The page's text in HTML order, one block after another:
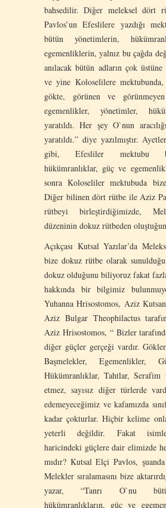
bahsedilir. Diğer meleksel dört
Pavlos’un Efeslilere yazdığı
bütün yönetimlerin,
egemenliklerin, yalnız bu çağda
anılacak bütün adların çok
ve yine Koloselilere
gökte, görünen ve
egemenlikler, yönetimler,
yaratıldı. Her şey O`nun
yaratıldı.” diye yazılmıştır.
gibi, Efesliler mektubu
hükümranlıklar, güç ve
sonra Koloseliler mektubuda
Diğer bilinen dört rütbe ile Aziz
rütbeyi birleştirdiğimizde,
düzeninin dokuz rütbeden
Açıkçası Kutsal Yazılar’da
bize dokuz rütbe olarak
dokuz olduğunu biliyoruz fakat
hakkında bir bilgimiz
Yuhanna Hrisostomos, Aziz
Aziz Bulgar Theophilactus
Aziz Hrisostomos, “ Bizler
diğer güçler gerçeği vardır.
Başmelekler, Egemenlikler,
Hükümranlıklar, Tahtlar,
etmez, sayısız diğer türlerde
edemeyeceğimiz ve kafamızda
kadar çokturlar. Hiçbir kelime
yeterli değildir. Fakat
haricindeki güçlere dair elimizde
mıdır? Kutsal Elçi Pavlos,
Melekler sıralamasını bize
yazar, “Tanrı O`nu
hükümranlıkların, güç ve